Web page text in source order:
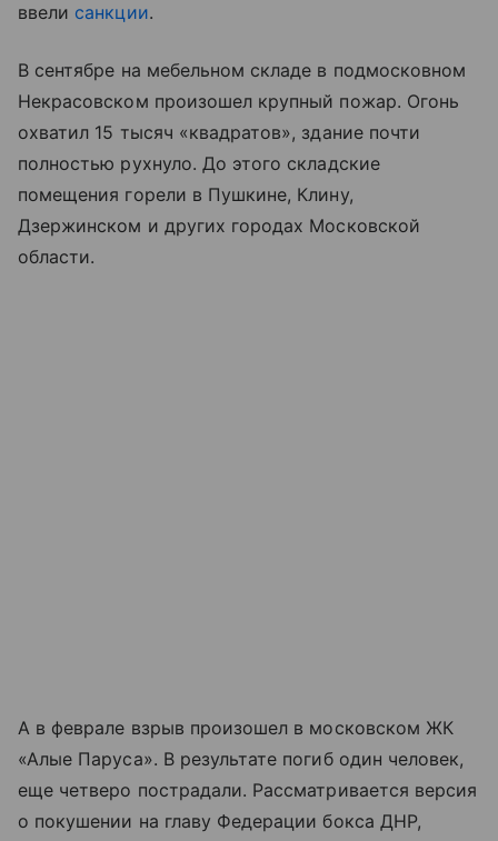
ввели санкции.
В сентябре на мебельном складе в подмосковном
Некрасовском произошел крупный пожар. Огонь
охватил 15 тысяч «квадратов», здание почти
полностью рухнуло. До этого складские
помещения горели в Пушкине, Клину,
Дзержинском и других городах Московской
области.
А в феврале взрыв произошел в московском ЖК
«Алые Паруса». В результате погиб один человек,
еще четверо пострадали. Рассматривается версия
о покушении на главу Федерации бокса ДНР,